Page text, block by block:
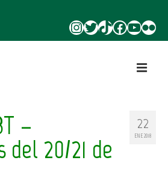
Instagram
Twitter
TikTokFacebook
YouTube
Flickr
22
ENE 2018
–
del 20/21 de